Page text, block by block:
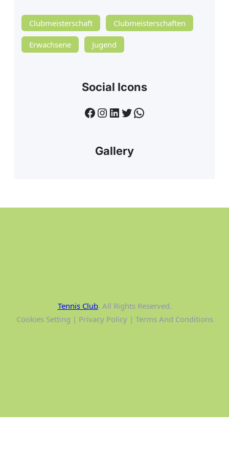
Clubmeisterschaft Clubmeisterschaften
Erwachsene Jugend
Social Icons
Facebook InstagramLinkedIn Twitter WhatsApp
Gallery
Tennis Club. All Rights Reserved.
Cookies Setting | Privacy Policy | Terms And Conditions